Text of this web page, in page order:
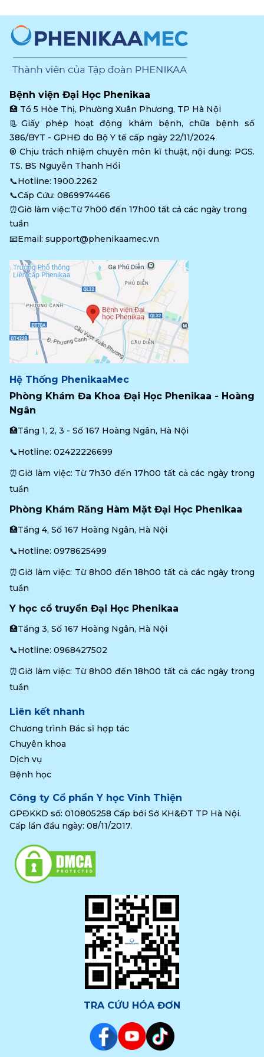
Bệnh viện Đại Học Phenikaa
🏥 Tổ 5 Hòe Thị, Phường Xuân Phương, TP Hà Nội
📃Giấy phép hoạt động khám bệnh, chữa bệnh số
386/BYT - GPHĐ do Bộ Y tế cấp ngày 22/11/2024
®️ Chịu trách nhiệm chuyên môn kĩ thuật, nội dung: PGS.
TS. BS Nguyễn Thanh Hồi
📞Hotline: 1900.2262
📞Cấp Cứu: 0869974466
⏰Giờ làm việc:Từ 7h00 đến 17h00 tất cả các ngày trong
tuần
📧Email: support@phenikaamec.vn
Hệ Thống PhenikaaMec
Phòng Khám Đa Khoa Đại Học Phenikaa - Hoàng
Ngân
🏥Tầng 1, 2, 3 - Số 167 Hoàng Ngân, Hà Nội
📞Hotline: 02422226699
⏰Giờ làm việc: Từ 7h30 đến 17h00 tất cả các ngày trong
tuần
Phòng Khám Răng Hàm Mặt Đại Học Phenikaa
🏥Tầng 4, Số 167 Hoàng Ngân, Hà Nội
📞Hotline: 0978625499
⏰Giờ làm việc: Từ 8h00 đến 18h00 tất cả các ngày trong
tuần
Y học cổ truyền Đại Học Phenikaa
🏥Tầng 3, Số 167 Hoàng Ngân, Hà Nội
📞Hotline: 0968427502
⏰Giờ làm việc: Từ 8h00 đến 18h00 tất cả các ngày trong
tuần
Liên kết nhanh
Chương trình Bác sĩ hợp tác
Chuyên khoa
Dịch vụ
Bệnh học
Công ty Cổ phần Y học Vĩnh Thiện
GPĐKKD số: 010805258 Cấp bởi Sở KH&ĐT TP Hà Nội.
Cấp lần đầu ngày: 08/11/2017.
TRA CỨU HÓA ĐƠN